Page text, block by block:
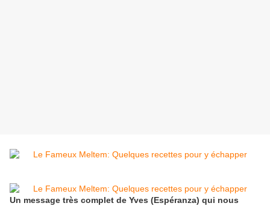
Un message très complet de Yves (Espéranza) qui nous